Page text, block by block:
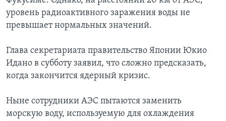
уровень радиоактивного заражения воды не
превышает нормальных значений.
Глава секретариата правительство Японии Юкио
Идано в субботу заявил, что сложно предсказать,
когда закончится ядерный кризис.
Ныне сотрудники АЭС пытаются заменить
морскую воду, используемую для охлаждения